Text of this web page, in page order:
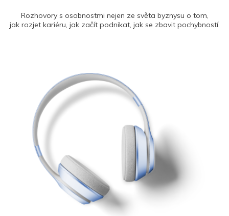
Rozhovory s osobnostmi nejen ze světa byznysu o tom,
jak rozjet kariéru, jak začít podnikat, jak se zbavit pochybností.